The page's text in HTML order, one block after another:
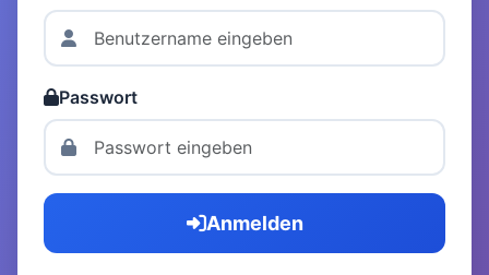
Passwort
Anmelden